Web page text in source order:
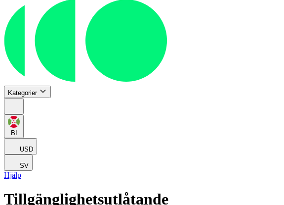
Kategorier
BI
USD
SV
Hjälp
Tillgänglighetsutlåtande